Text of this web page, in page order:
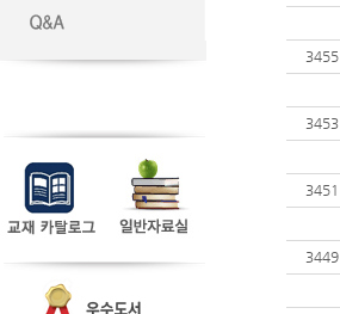
3455
3453
3451
3449